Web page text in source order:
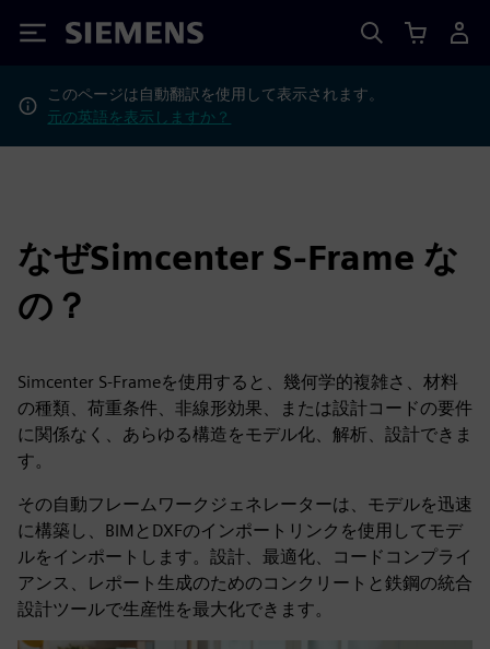
Siemens
このページは自動翻訳を使用して表示されます。
元の英語を表示しますか？
なぜSimcenter S-Frame な
の？
Simcenter S-Frameを使用すると、幾何学的複雑さ、材料
の種類、荷重条件、非線形効果、または設計コードの要件
に関係なく、あらゆる構造をモデル化、解析、設計できま
す。
その自動フレームワークジェネレーターは、モデルを迅速
に構築し、BIMとDXFのインポートリンクを使用してモデ
ルをインポートします。設計、最適化、コードコンプライ
アンス、レポート生成のためのコンクリートと鉄鋼の統合
設計ツールで生産性を最大化できます。